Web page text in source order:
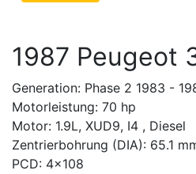
1987 Peugeot
Generation: Phase 2 1983 -
Motorleistung: 70 hp
Motor: 1.9L, XUD9, I4 , Diesel
Zentrierbohrung (DIA): 65.1
PCD: 4x108